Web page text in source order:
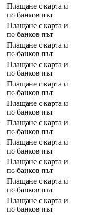
Плащане с карта и
по банков път
Плащане с карта и
по банков път
Плащане с карта и
по банков път
Плащане с карта и
по банков път
Плащане с карта и
по банков път
Плащане с карта и
по банков път
Плащане с карта и
по банков път
Плащане с карта и
по банков път
Плащане с карта и
по банков път
Плащане с карта и
по банков път
Плащане с карта и
по банков път